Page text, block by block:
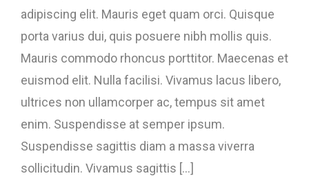
adipiscing elit. Mauris eget quam orci. Quisque
porta varius dui, quis posuere nibh mollis quis.
Mauris commodo rhoncus porttitor. Maecenas et
euismod elit. Nulla facilisi. Vivamus lacus libero,
ultrices non ullamcorper ac, tempus sit amet
enim. Suspendisse at semper ipsum.
Suspendisse sagittis diam a massa viverra
sollicitudin. Vivamus sagittis [...]